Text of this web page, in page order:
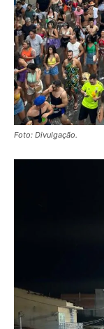
Foto: Divulgação.